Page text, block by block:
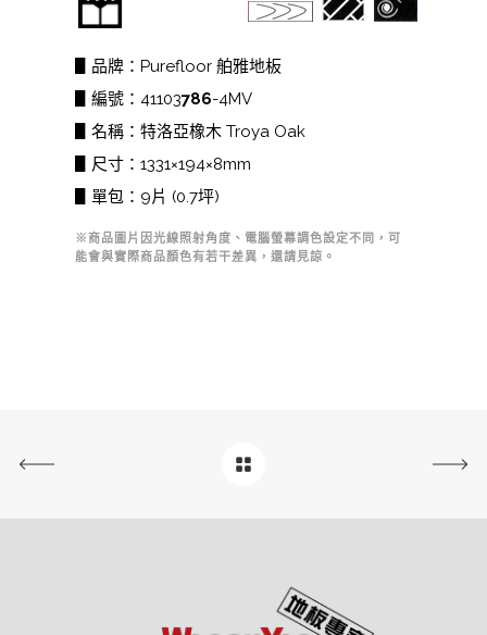
▋品牌：Purefloor 舶雅地板
▋編號：41103786-4MV
▋名稱：特洛亞橡木 Troya Oak
▋尺寸：1331×194×8mm
▋單包：9片 (0.7坪)
※商品圖片因光線照射角度、電腦螢幕調色設定不同，可
能會與實際商品顏色有若干差異，還請見諒。